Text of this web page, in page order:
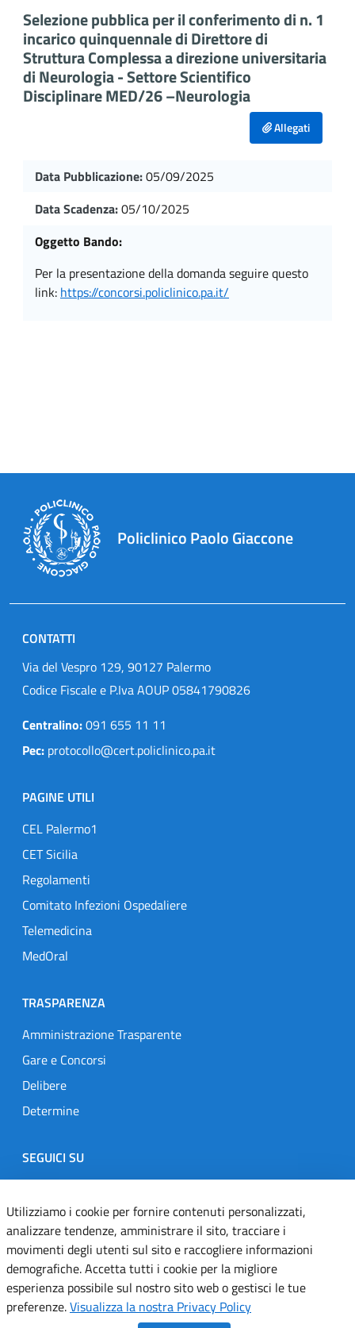
Selezione pubblica per il conferimento di n. 1
incarico quinquennale di Direttore di
Struttura Complessa a direzione universitaria
di Neurologia - Settore Scientifico
Disciplinare MED/26 –Neurologia
Allegati
Data Pubblicazione:05/09/2025
Data Scadenza:05/10/2025
Oggetto Bando:
per la presentazione della domanda seguire questo
link: https://concorsi.policlinico.pa.it/
Policlinico Paolo Giaccone
CONTATTI
Via del Vespro 129, 90127 Palermo
Codice Fiscale e P.Iva AOUP 05841790826
Centralino:091 655 11 11
Pec: protocollo@cert.policlinico.pa.it
PAGINE UTILI
CEL Palermo1
CET Sicilia
Regolamenti
Comitato Infezioni Ospedaliere
Telemedicina
MedOral
TRASPARENZA
Amministrazione Trasparente
Gare e Concorsi
Delibere
Determine
SEGUICI SU
Designers Italia
TwitterInstagramYoutubeLinkedin
Dichiarazione di accessibilità
Informativa cookie
Utilizziamo i cookie per fornire contenuti personalizzati,
analizzare tendenze, amministrare il sito, tracciare i
movimenti degli utenti sul sito e raccogliere informazioni
demografiche. Accetta tutti i cookie per la migliore
esperienza possibile sul nostro sito web o gestisci le tue
preferenze.Visualizza la nostra Privacy Policy